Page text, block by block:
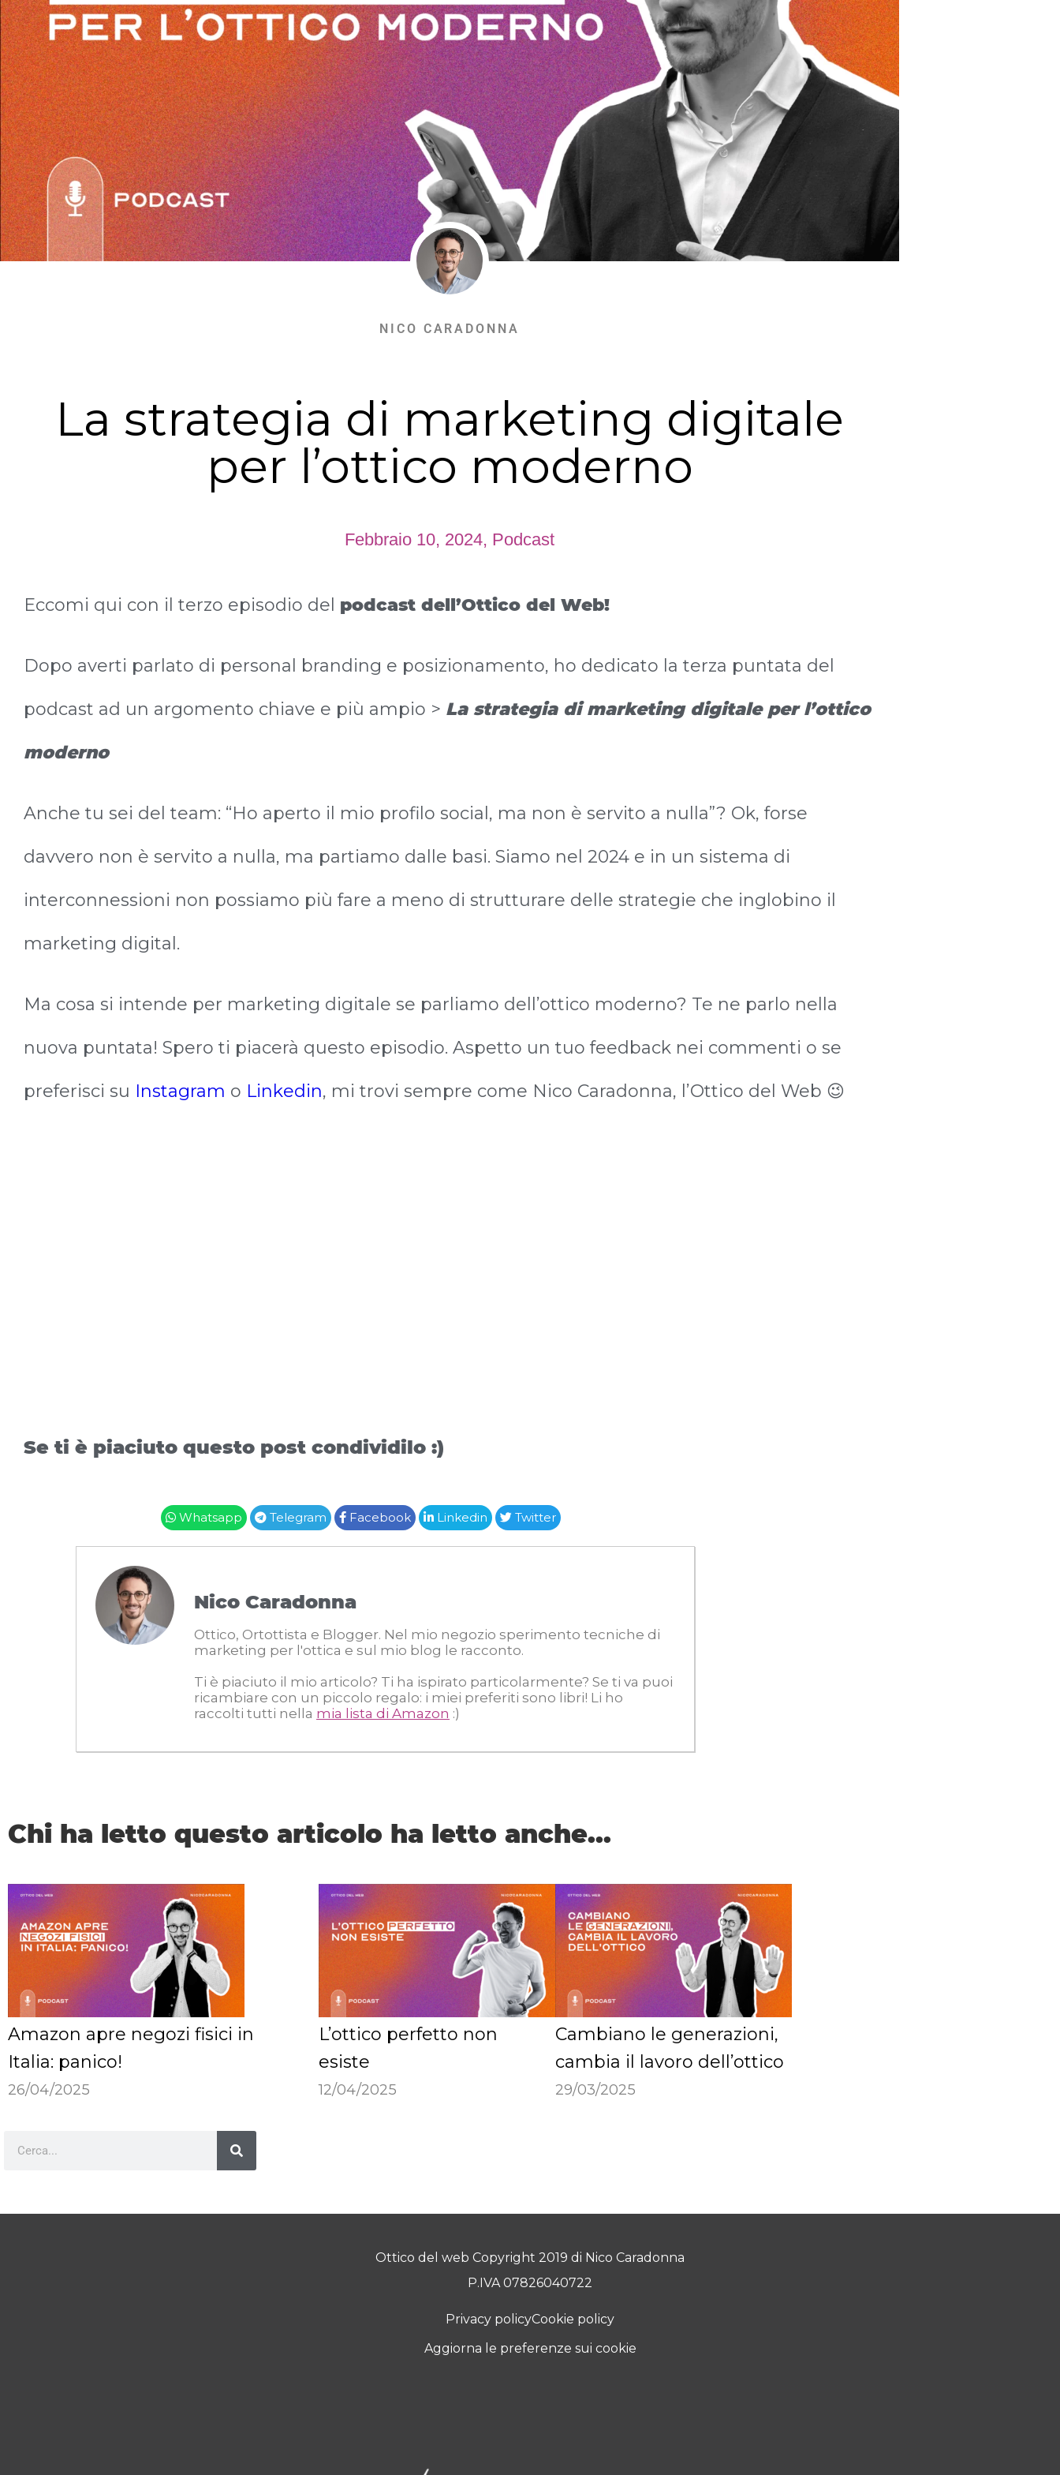
NICO CARADONNA
La strategia di marketing digitale
per l’ottico moderno
Febbraio 10, 2024, Podcast
Eccomi qui con il terzo episodio del podcast dell’Ottico del Web!
Dopo averti parlato di personal branding e posizionamento, ho dedicato la terza puntata del
podcast ad un argomento chiave e più ampio > La strategia di marketing digitale per l’ottico
moderno
Anche tu sei del team: “Ho aperto il mio profilo social, ma non è servito a nulla”? Ok, forse
davvero non è servito a nulla, ma partiamo dalle basi. Siamo nel 2024 e in un sistema di
interconnessioni non possiamo più fare a meno di strutturare delle strategie che inglobino il
marketing digital.
Ma cosa si intende per marketing digitale se parliamo dell’ottico moderno? Te ne parlo nella
nuova puntata! Spero ti piacerà questo episodio. Aspetto un tuo feedback nei commenti o se
preferisci su Instagram o Linkedin, mi trovi sempre come Nico Caradonna, l’Ottico del Web 😉
Se ti è piaciuto questo post condividilo :)
Whatsapp Telegram Facebook Linkedin Twitter
Nico Caradonna
Ottico, Ortottista e Blogger. Nel mio negozio sperimento tecniche di
marketing per l'ottica e sul mio blog le racconto.
Ti è piaciuto il mio articolo? Ti ha ispirato particolarmente? Se ti va puoi
ricambiare con un piccolo regalo: i miei preferiti sono libri! Li ho
raccolti tutti nella mia lista di Amazon :)
Chi ha letto questo articolo ha letto anche...
Amazon apre negozi fisici in
Italia: panico!
26/04/2025
L’ottico perfetto non
esiste
12/04/2025
Cambiano le generazioni,
cambia il lavoro dell’ottico
29/03/2025
Ottico del web Copyright 2019 di Nico Caradonna
P.IVA 07826040722
Privacy policyCookie policy
Aggiorna le preferenze sui cookie